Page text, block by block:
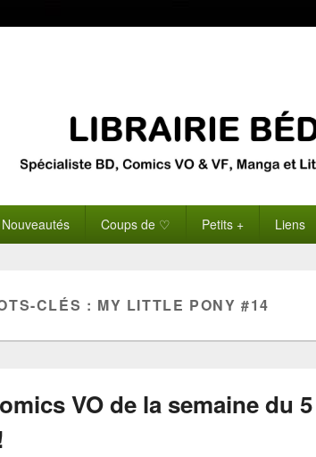
Nouveautés Coups de ♡ Petits + Liens
CLÉS : MY LITTLE PONY #14
VO de la semaine du 5